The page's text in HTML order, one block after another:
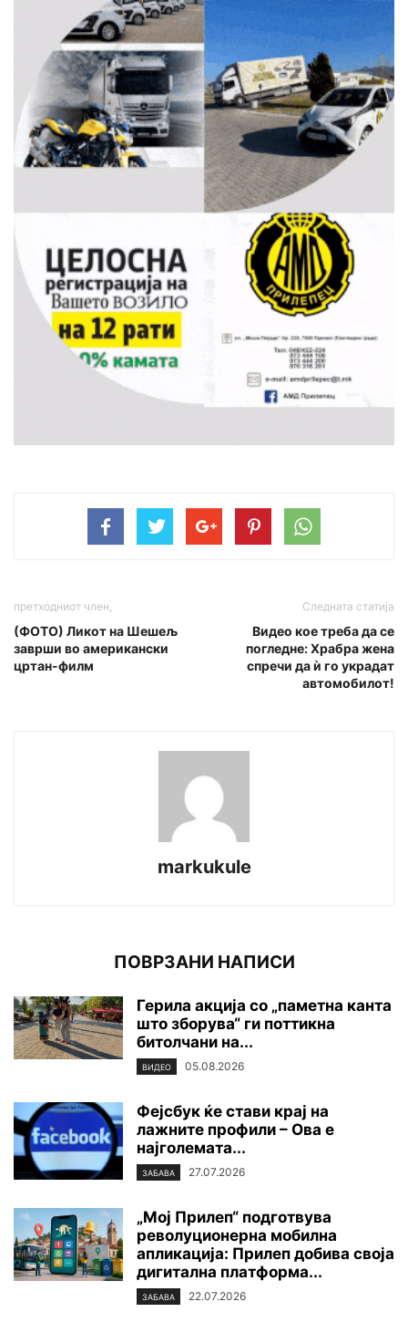
претходниот член,
(ФОТО) Ликот на Шешељ
заврши во американски
цртан-филм
Следната статија
Видео кое треба да се
погледне: Храбра жена
спречи да ѝ го украдат
автомобилот!
markukule
ПОВРЗАНИ НАПИСИ
Герила акција со „паметна канта
што зборува“ ги поттикна
битолчани на...
ВИДЕО 05.08.2026
Фејсбук ќе стави крај на
лажните профили – Ова е
најголемата...
ЗАБАВА 27.07.2026
„Мој Прилеп“ подготвува
револуционерна мобилна
апликација: Прилеп добива своја
дигитална платформа...
ЗАБАВА 22.07.2026